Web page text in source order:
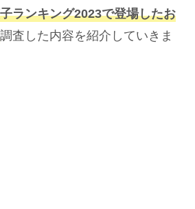
ランキング2023で登場したお
調査した内容を紹介していきま